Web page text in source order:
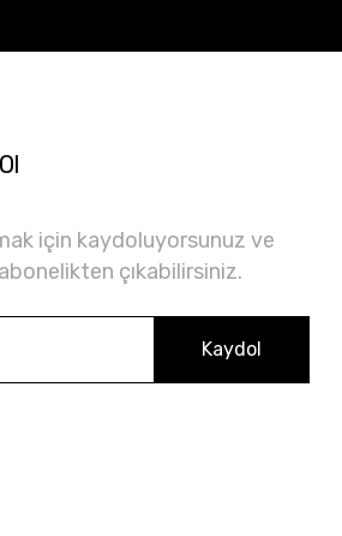
için kaydoluyorsunuz ve
çıkabilirsiniz.
Kaydol